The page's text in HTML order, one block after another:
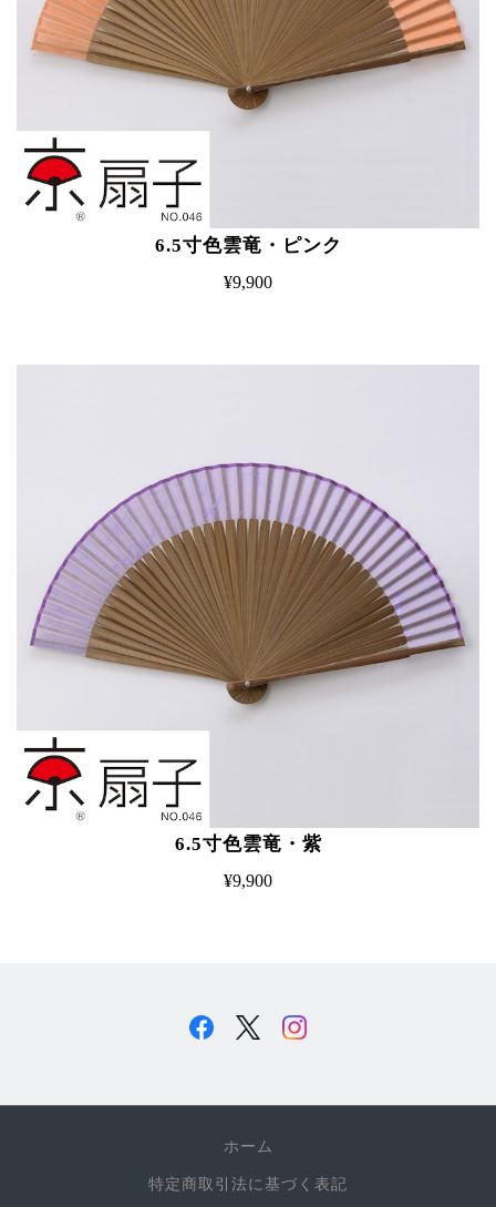
6.5寸色雲竜・ピンク
¥9,900
6.5寸色雲竜・紫
¥9,900
ホーム
特定商取引法に基づく表記